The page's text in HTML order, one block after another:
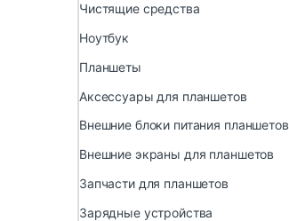
Чистящие средства
Ноутбук
Планшеты
Аксессуары для планшетов
Внешние блоки питания планшетов
Внешние экраны для планшетов
Запчасти для планшетов
Зарядные устройства